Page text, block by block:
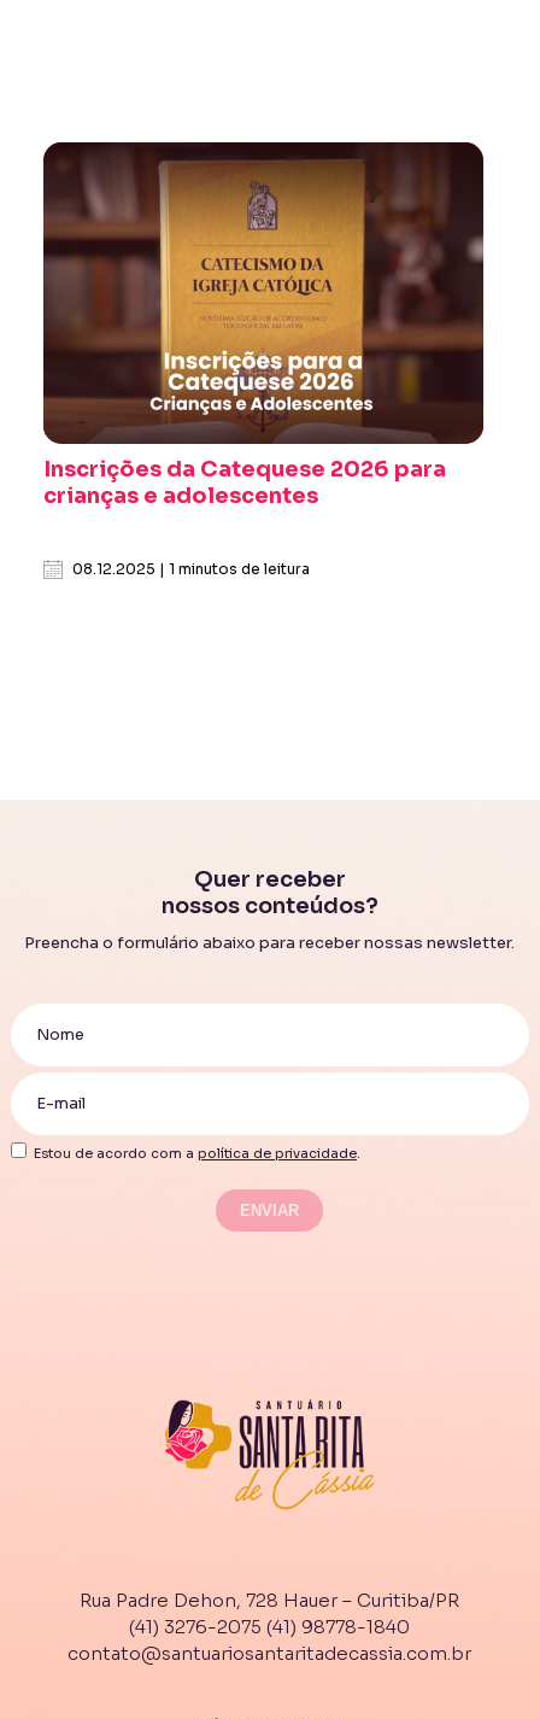
Inscrições da Catequese 2026 para
crianças e adolescentes
08.12.2025 | 1 minutos de leitura
Quer receber
nossos conteúdos?
Preencha o formulário abaixo para receber nossas newsletter.
Estou de acordo com a política de privacidade.
Rua Padre Dehon, 728 Hauer – Curitiba/PR
(41) 3276-2075 (41) 98778-1840
contato@santuariosantaritadecassia.com.br